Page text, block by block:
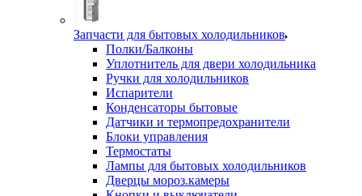
Запчасти для бытовых холодильников
Полки/Балконы
Уплотнитель для двери холодильника
Ручки для холодильников
Испарители
Конденсаторы бытовые
Датчики и термопредохранители
Блоки управления
Термостаты
Лампы для бытовых холодильников
Дверцы мороз.камеры